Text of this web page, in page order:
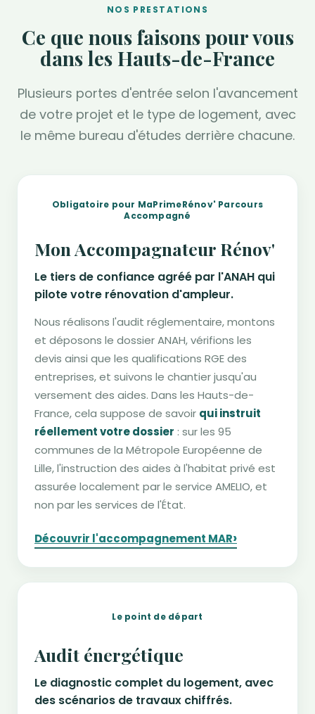
NOS PRESTATIONS
Ce que nous faisons pour vous
dans les Hauts-de-France
Plusieurs portes d'entrée selon l'avancement
de votre projet et le type de logement, avec
le même bureau d'études derrière chacune.
Obligatoire pour MaPrimeRénov' Parcours
Accompagné
Mon Accompagnateur Rénov'
Le tiers de confiance agréé par l'ANAH qui
pilote votre rénovation d'ampleur.
Nous réalisons l'audit réglementaire, montons
et déposons le dossier ANAH, vérifions les
devis ainsi que les qualifications RGE des
entreprises, et suivons le chantier jusqu'au
versement des aides. Dans les Hauts-de-
France, cela suppose de savoir qui instruit
réellement votre dossier : sur les 95
communes de la Métropole Européenne de
Lille, l'instruction des aides à l'habitat privé est
assurée localement par le service AMELIO, et
non par les services de l'État.
Découvrir l'accompagnement MAR›
Le point de départ
Audit énergétique
Le diagnostic complet du logement, avec
des scénarios de travaux chiffrés.